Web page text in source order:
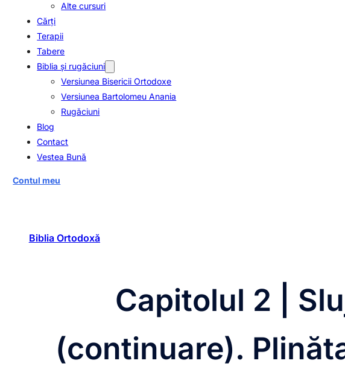
Alte cursuri
Cărți
Terapii
Tabere
Biblia şi rugăciuni
Versiunea Bisericii Ortodoxe
Versiunea Bartolomeu Anania
Rugăciuni
Blog
Contact
Vestea Bună
Contul meu
Biblia Ortodoxă
Capitolul 2 |
(continuare).